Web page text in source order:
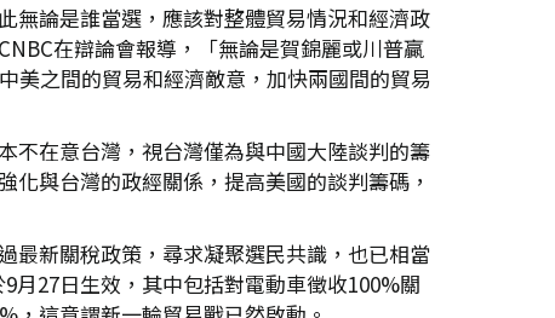
無論是誰當選，應該對整體貿易情況和經濟政
在辯論會報導，「無論是賀錦麗或川普贏
美之間的貿易和經濟敵意，加快兩國間的貿易
不在意台灣，視台灣僅為與中國大陸談判的籌
與台灣的政經關係，提高美國的談判籌碼，
最新關稅政策，尋求凝聚選民共識，也已相當
月27日生效，其中包括對電動車徵收100%關